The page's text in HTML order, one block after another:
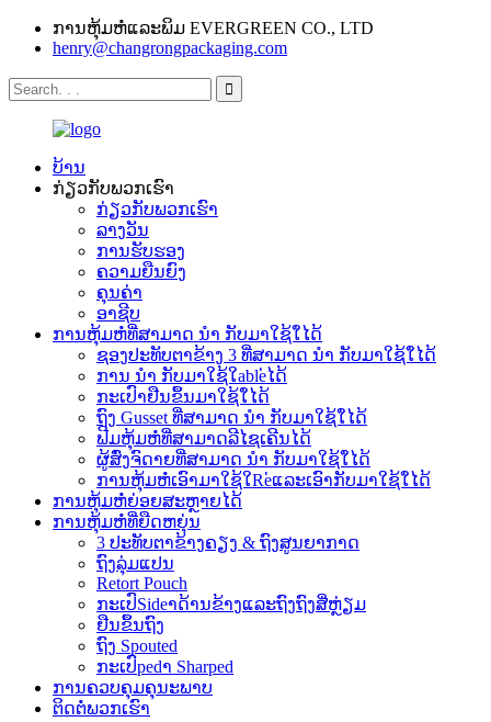
ການຫຸ້ມຫໍ່ແລະພິມ EVERGREEN CO., LTD
henry@changrongpackaging.com
ບ້ານ
ກ່ຽວ​ກັບ​ພວກ​ເຮົາ
ກ່ຽວ​ກັບ​ພວກ​ເຮົາ
ລາງວັນ
ການຮັບຮອງ
ຄວາມຍືນຍົງ
ຄຸນຄ່າ
ອາຊີບ
ການຫຸ້ມຫໍ່ທີ່ສາມາດ ນຳ ກັບມາໃຊ້ໃ່ໄດ້
ຊອງປະທັບຕາຂ້າງ 3 ທີ່ສາມາດ ນຳ ກັບມາໃຊ້ໃ່ໄດ້
ການ ນຳ ກັບມາໃຊ້ໃable່ໄດ້
ກະເປົາຢືນຂຶ້ນມາໃຊ້ໃ່ໄດ້
ຖົງ Gusset ທີ່ສາມາດ ນຳ ກັບມາໃຊ້ໃ່ໄດ້
ຟີມຫຸ້ມຫໍ່ທີ່ສາມາດລີໄຊເຄີນໄດ້
ຜູ້ສົ່ງຈົດາຍທີ່ສາມາດ ນຳ ກັບມາໃຊ້ໃ່ໄດ້
ການຫຸ້ມຫໍ່ເອົາມາໃຊ້ໃRe່ແລະເອົາກັບມາໃຊ້ໃ່ໄດ້
ການຫຸ້ມຫໍ່ຍ່ອຍສະຫຼາຍໄດ້
ການຫຸ້ມຫໍ່ທີ່ຍືດຫຍຸ່ນ
3 ປະທັບຕາຂ້າງຄຽງ & ຖົງສູນຍາກາດ
ຖົງລຸ່ມແປນ
Retort Pouch
ກະເປົSideາດ້ານຂ້າງແລະຖົງຖົງສີ່ຫຼ່ຽມ
ຢືນຂຶ້ນຖົງ
ຖົງ Spouted
ກະເປົpedາ Sharped
ການຄວບຄຸມຄຸນະພາບ
ຕິດ​ຕໍ່​ພວກ​ເຮົາ